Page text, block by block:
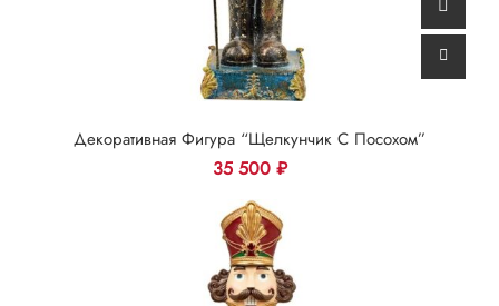
Декоративная Фигура “Щелкунчик С Посохом”
35 500 ₽